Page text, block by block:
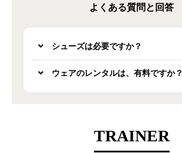
よくある質問と回答
シューズは必要ですか？
ウェアのレンタルは、有料ですか？
TRAINER